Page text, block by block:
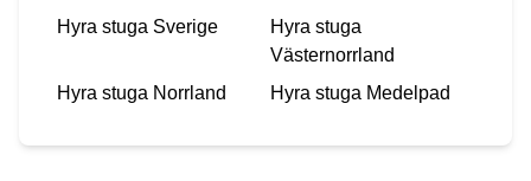
Hyra stuga Sverige
Hyra stuga
Västernorrland
Hyra stuga Norrland Hyra stuga Medelpad